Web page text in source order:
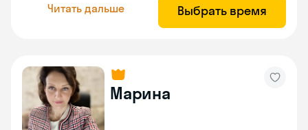
Читать дальше Выбрать время
Марина